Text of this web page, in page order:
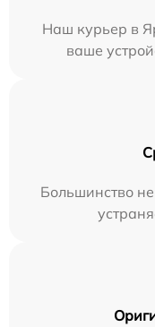
Наш курьер в
ваше
Большинство